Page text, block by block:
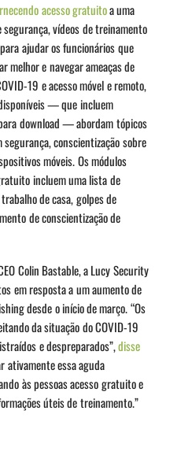
acesso gratuitoa uma
vídeos de treinamento
ajudar os funcionários que
melhor e navegar ameaças de
19 e acesso móvel e remoto,
— que incluem
download — abordam tópicos
conscientização sobre
móveis. Os módulos
incluem uma lista de
de casa, golpes de
de conscientização de
Colin Bastable, a Lucy Security
em resposta a um aumento de
desde o início de março. “Os
da situação do COVID-19
e despreparados”,disse
ativamente essa aguda
às pessoas acesso gratuito e
úteis de treinamento.”